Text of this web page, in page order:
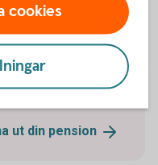
framtida
ut din pension
cookies